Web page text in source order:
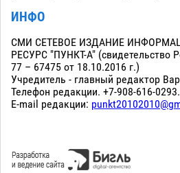
ИНФО
СМИ СЕТЕВОЕ ИЗДАНИЕ
РЕСУРС "ПУНКТ-А"
77 – 67475 от 18.10.2016 г.)
Учредитель - главный редактор
Телефон редакции. +7-908-616-0293.
E-mail редакции: